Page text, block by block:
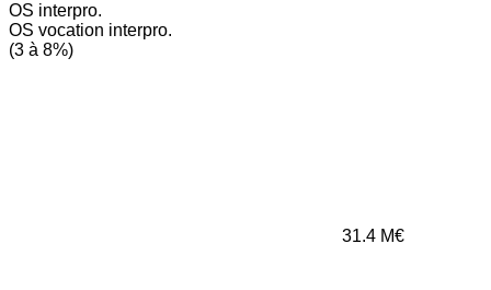
OS interpro.
OS vocation interpro.
(3 à 8%)
31.4 M€